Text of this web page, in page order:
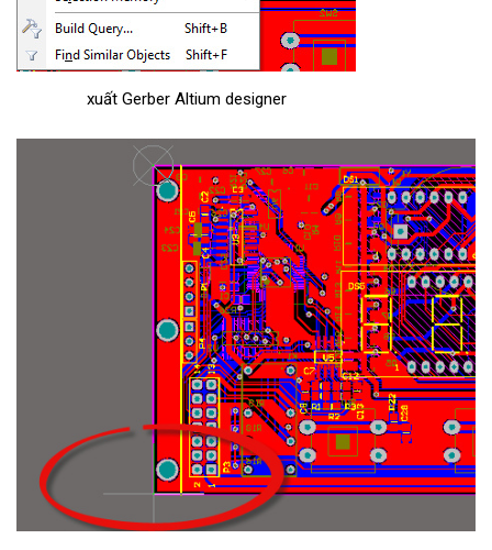
xuất Gerber Altium designer